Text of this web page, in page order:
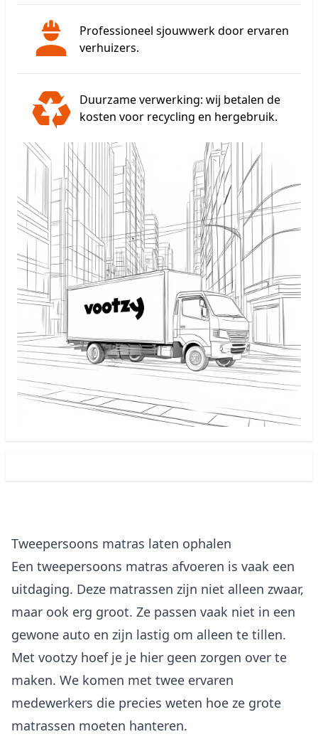
Professioneel sjouwwerk door ervaren
verhuizers.
Duurzame verwerking: wij betalen de
kosten voor recycling en hergebruik.
Tweepersoons matras laten ophalen
Een tweepersoons matras afvoeren is vaak een
uitdaging. Deze matrassen zijn niet alleen zwaar,
maar ook erg groot. Ze passen vaak niet in een
gewone auto en zijn lastig om alleen te tillen.
Met vootzy hoef je je hier geen zorgen over te
maken. We komen met twee ervaren
medewerkers die precies weten hoe ze grote
matrassen moeten hanteren.